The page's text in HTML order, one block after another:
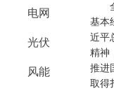
电网
光伏
风能
全
基本
近平
精神
推进
取得